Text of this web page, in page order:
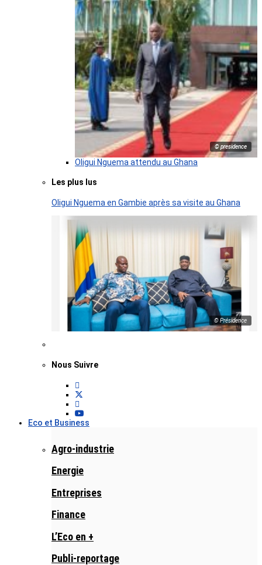
© presidence
Oligui Nguema attendu au Ghana
Les plus lus
Oligui Nguema en Gambie après sa visite au Ghana
© Présidence
Nous Suivre
Eco et Business
Agro-industrie
Energie
Entreprises
Finance
L’Eco en +
Publi-reportage